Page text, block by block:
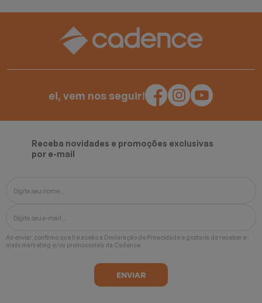
ei, vem nos seguir!
Receba novidades e promoções exclusivas
por e-mail
Ao enviar, confirmo que li e aceito a Declaração de Privacidade e gostaria de receber e-
mails marketing e/ou promocionais da Cadence